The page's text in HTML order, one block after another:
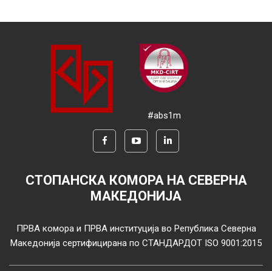
#abs1m
СТОПАНСКА КОМОРА НА СЕВЕРНА
МАКЕДОНИЈА
ПРВА комора и ПРВА институција во Република Северна
Македонија сертифицирана по СТАНДАРДОТ ISO 9001:2015